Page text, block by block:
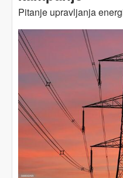
Pitanje upravljanja